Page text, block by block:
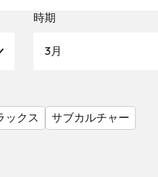
時期
3月
ックス
サブカルチャー